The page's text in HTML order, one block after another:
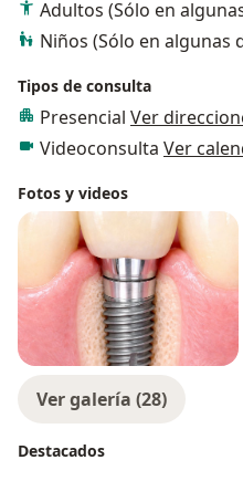
Adultos (Sólo en
Niños (Sólo en algunas
Tipos de consulta
Presencial Ver
Videoconsulta Ver
Fotos y videos
Ver galería (28)
Destacados